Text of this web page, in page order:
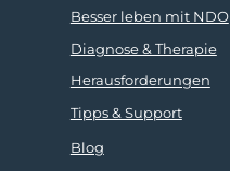
Besser leben mit NDO
Diagnose & Therapie
Herausforderungen
Tipps & Support
Blog